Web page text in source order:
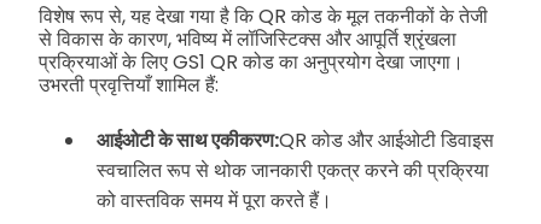
विशेष रूप से, यह देखा गया है कि QR कोड के मूल तकनीकों के तेजी
से विकास के कारण, भविष्य में लॉजिस्टिक्स और आपूर्ति श्रृंखला
प्रक्रियाओं के लिए GS1 QR कोड का अनुप्रयोग देखा जाएगा।
उभरती प्रवृत्तियाँ शामिल हैं:
आईओटी के साथ एकीकरण:QR कोड और आईओटी डिवाइस
स्वचालित रूप से थोक जानकारी एकत्र करने की प्रक्रिया
को वास्तविक समय में पूरा करते हैं।